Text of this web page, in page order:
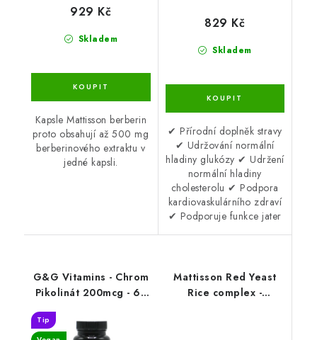
Skladem
929 Kč
Kapsle Mattisson berberin
proto obsahují až 500 mg
berberinového extraktu v
jedné kapsli.
Skladem
829 Kč
✔ Přírodní doplněk stravy
✔ Udržování normální
hladiny glukózy ✔ Udržení
normální hladiny
cholesterolu ✔ Podpora
kardiovaskulárního zdraví
✔ Podporuje funkce jater
G&G Vitamins - Chrom
Pikolinát 200mcg - 60
Tip
Mattisson Red Yeast
Rice complex -